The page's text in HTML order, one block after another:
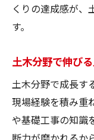
くりの達成感が、
す。
土木分野で伸び
土木分野で成長す
現場経験を積み重
や基礎工事の知識